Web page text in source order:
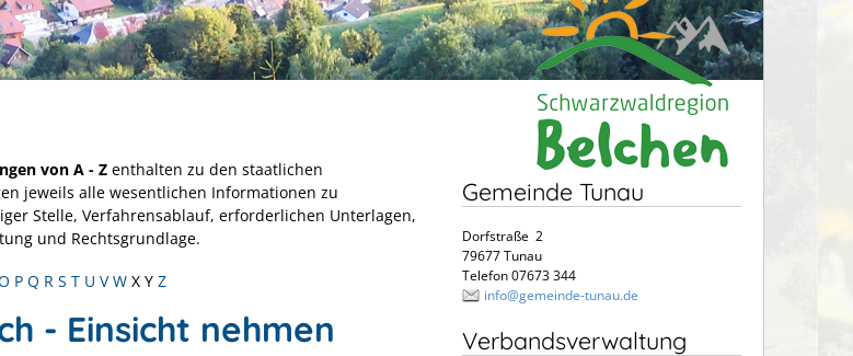
von A - Z enthalten zu den staatlichen
jeweils alle wesentlichen Informationen zu
Stelle, Verfahrensablauf, erforderlichen Unterlagen,
und Rechtsgrundlage.
P Q R S T U V W X Y Z
- Einsicht nehmen
Gemeinde Tunau
Dorfstraße 2
79677 Tunau
Telefon 07673 344
info@gemeinde-tunau.de
Verbandsverwaltung